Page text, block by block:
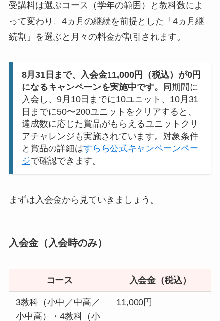
受講料は選ぶコース（学年の範囲）と教科数によ
って変わり、4ヵ月の継続を前提とした「4ヵ月継
続割」を選ぶと月々の料金が割引されます。
8月31日まで、入会金11,000円（税込）が0円
になるキャンペーンを実施中です。
同期間に
入会し、9月10日までに10ユニット、10月31
日までに50〜200ユニットをクリアすると、
達成数に応じた賞品がもらえるユニットクリ
アチャレンジも実施されています。対象条件
と賞品の詳細はすらら公式キャンペーンペー
ジで確認できます。
まずは入会金から見ていきましょう。
入会金（入会時のみ）
コース 入会金（税込）
3教科（小中／中高／
小中高）・4教科（小
11,000円